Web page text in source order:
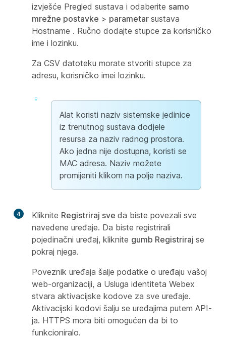
izvješće Pregled sustava i odaberite samo
mrežne postavke > parametar sustava
Hostname . Ručno dodajte stupce za korisničko
ime i lozinku.
Za CSV datoteku morate stvoriti stupce za
adresu, korisničko imei lozinku.
Alat koristi naziv sistemske jedinice
iz trenutnog sustava dodjele
resursa za naziv radnog prostora.
Ako jedna nije dostupna, koristi se
MAC adresa. Naziv možete
promijeniti klikom na polje naziva.
4 Kliknite Registriraj sve da biste povezali sve
navedene uređaje. Da biste registrirali
pojedinačni uređaj, kliknite gumb Registriraj se
pokraj njega.
Poveznik uređaja šalje podatke o uređaju vašoj
web-organizaciji, a Usluga identiteta Webex
stvara aktivacijske kodove za sve uređaje.
Aktivacijski kodovi šalju se uređajima putem API-
ja. HTTPS mora biti omogućen da bi to
funkcioniralo.